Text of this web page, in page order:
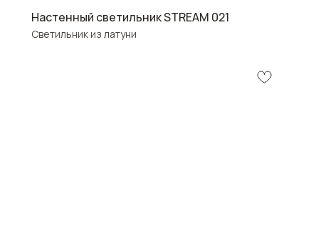
Настенный светильник STREAM 021
Светильник из латуни